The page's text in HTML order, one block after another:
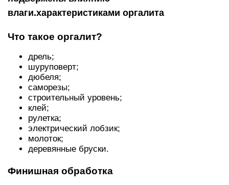
влаги.характеристиками оргалита
Что такое оргалит?
дрель;
шуруповерт;
дюбеля;
саморезы;
строительный уровень;
клей;
рулетка;
электрический лобзик;
молоток;
деревянные бруски.
Финишная обработка